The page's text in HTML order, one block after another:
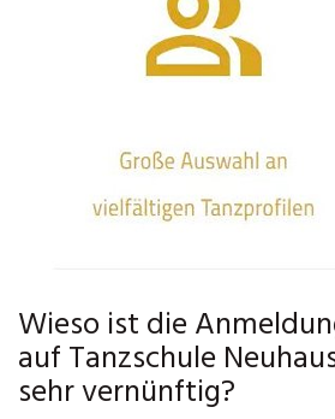
Wieso ist die
auf Tanzschule
sehr vernünftig?